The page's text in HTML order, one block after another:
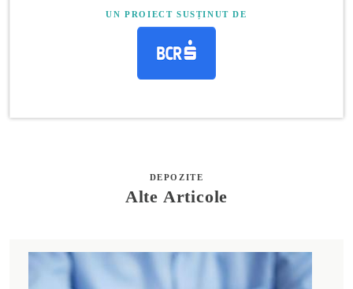
UN PROIECT SUSȚINUT DE
DEPOZITE
Alte Articole